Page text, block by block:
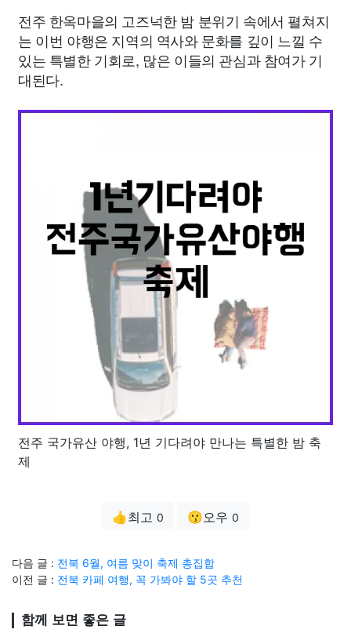
전주 한옥마을의 고즈넉한 밤 분위기 속에서 펼쳐지
는 이번 야행은 지역의 역사와 문화를 깊이 느낄 수
있는 특별한 기회로, 많은 이들의 관심과 참여가 기
대된다.
전주 국가유산 야행, 1년 기다려야 만나는 특별한 밤 축
제
👍최고 0 😗오우 0
다음 글 : 전북 6월, 여름 맞이 축제 총집합
이전 글 : 전북 카페 여행, 꼭 가봐야 할 5곳 추천
함께 보면 좋은 글